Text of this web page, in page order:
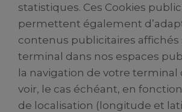
statistiques. Ces Cookies
permettent également
contenus publicitaires affichés
terminal dans nos espaces
la navigation de votre terminal
voir, le cas échéant, en
de localisation (longitude et